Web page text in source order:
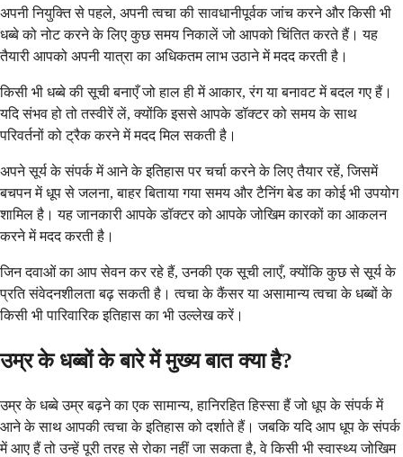
अपनी नियुक्ति से पहले, अपनी त्वचा की सावधानीपूर्वक जांच करने और किसी भी
धब्बे को नोट करने के लिए कुछ समय निकालें जो आपको चिंतित करते हैं। यह
तैयारी आपको अपनी यात्रा का अधिकतम लाभ उठाने में मदद करती है।
किसी भी धब्बे की सूची बनाएँ जो हाल ही में आकार, रंग या बनावट में बदल गए हैं।
यदि संभव हो तो तस्वीरें लें, क्योंकि इससे आपके डॉक्टर को समय के साथ
परिवर्तनों को ट्रैक करने में मदद मिल सकती है।
अपने सूर्य के संपर्क में आने के इतिहास पर चर्चा करने के लिए तैयार रहें, जिसमें
बचपन में धूप से जलना, बाहर बिताया गया समय और टैनिंग बेड का कोई भी उपयोग
शामिल है। यह जानकारी आपके डॉक्टर को आपके जोखिम कारकों का आकलन
करने में मदद करती है।
जिन दवाओं का आप सेवन कर रहे हैं, उनकी एक सूची लाएँ, क्योंकि कुछ से सूर्य के
प्रति संवेदनशीलता बढ़ सकती है। त्वचा के कैंसर या असामान्य त्वचा के धब्बों के
किसी भी पारिवारिक इतिहास का भी उल्लेख करें।
उम्र के धब्बों के बारे में मुख्य बात क्या है?
उम्र के धब्बे उम्र बढ़ने का एक सामान्य, हानिरहित हिस्सा हैं जो धूप के संपर्क में
आने के साथ आपकी त्वचा के इतिहास को दर्शाते हैं। जबकि यदि आप धूप के संपर्क
में आए हैं तो उन्हें पूरी तरह से रोका नहीं जा सकता है, वे किसी भी स्वास्थ्य जोखिम